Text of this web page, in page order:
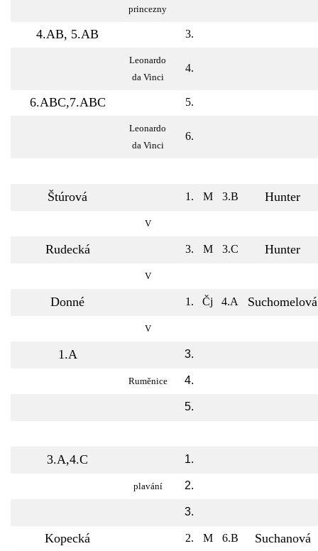
princezny
4.AB, 5.AB 3.
Leonardo
da Vinci
4.
6.ABC,7.ABC 5.
Leonardo
da Vinci
6.
Štúrová 1. M 3.B Hunter
V
Rudecká 3. M 3.C Hunter
V
Donné 1. Čj 4.A Suchomelová
V
1.A 3.
Ruměnice 4.
5.
3.A,4.C 1.
plavání 2.
3.
Kopecká 2. M 6.B Suchanová